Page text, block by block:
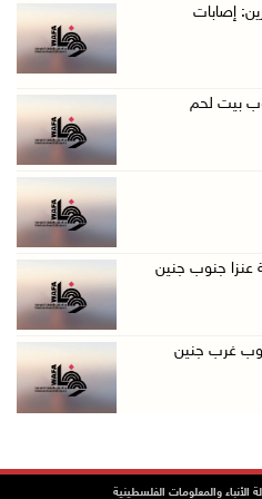
الأسرى إجر ...
ويصيبون مواطني ...
في خربة الحم ...
أبو الحمص يدع ...
إثر هجوم ل ...
إصابات
بيت لحم
عنزا جنوب جنين
غرب جنين
والمعلومات الفلسطينية